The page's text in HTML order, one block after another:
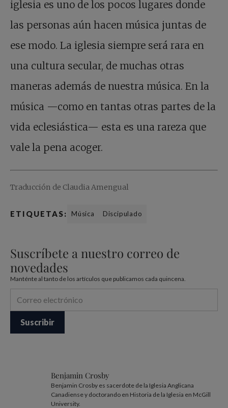
iglesia es uno de los pocos lugares donde
las personas aún hacen música juntas de
ese modo. La iglesia siempre será rara en
una cultura secular, de muchas otras
maneras además de nuestra música. En la
música —como en tantas otras partes de la
vida eclesiástica— esta es una rareza que
vale la pena acoger.
Traducción de Claudia Amengual
ETIQUETAS: Música Discipulado
Suscríbete a nuestro correo de
novedades
Manténte al tanto de los artículos que publicamos cada quincena.
Benjamin Crosby
Benjamin Crosby es sacerdote de la Iglesia Anglicana
Canadiense y doctorando en Historia de la Iglesia en McGill
University.